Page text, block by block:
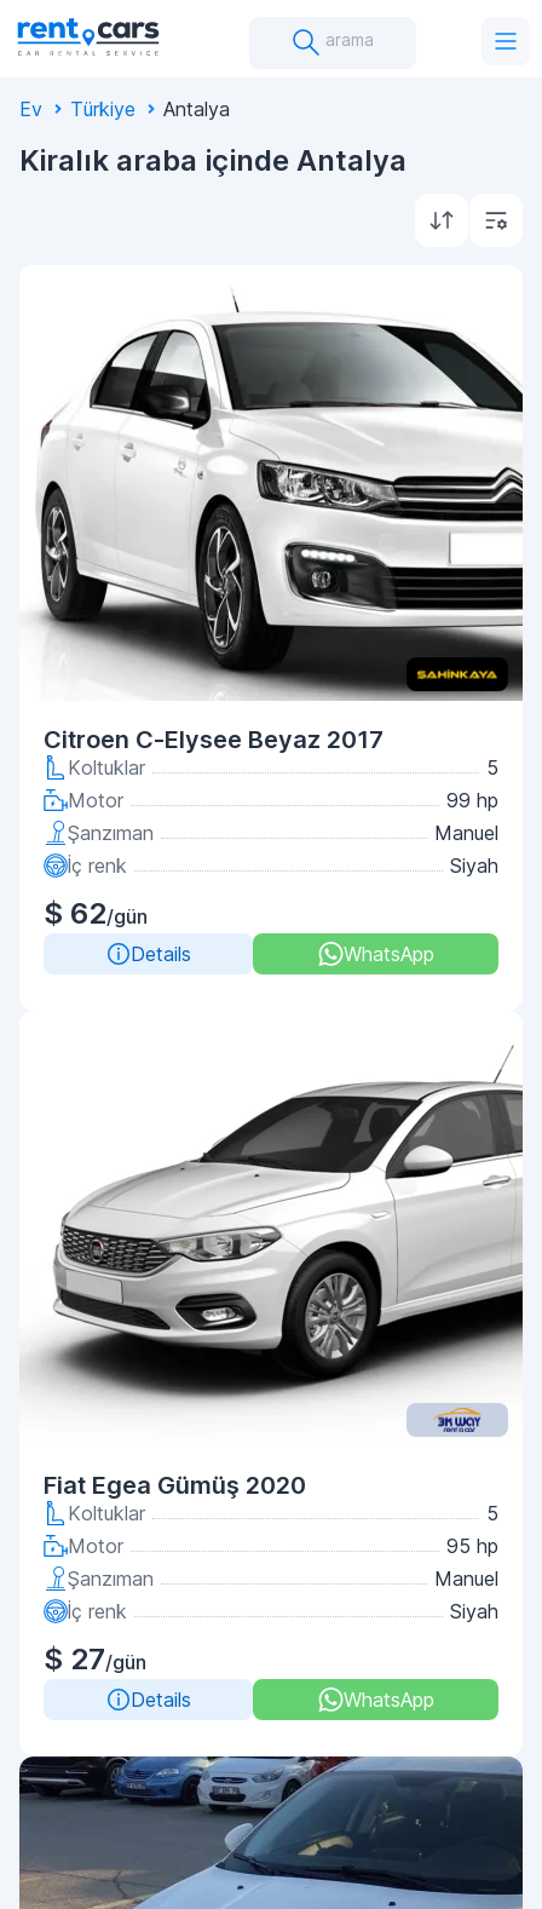
arama
Ev Türkiye Antalya
Kiralık araba içinde Antalya
Citroen C-Elysee Beyaz 2017
Koltuklar
5
Motor
99 hp
Şanzıman
Manuel
İç renk
Siyah
$ 62/gün
Details
WhatsApp
Fiat Egea Gümüş 2020
Koltuklar
5
Motor
95 hp
Şanzıman
Manuel
İç renk
Siyah
$ 27/gün
Details
WhatsApp